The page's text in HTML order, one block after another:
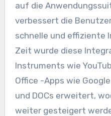
auf die
verbessert die
schnelle und effiziente
Zeit wurde diese
Instruments wie
Office -Apps wie
und DOCs erweitert,
weiter gesteigert